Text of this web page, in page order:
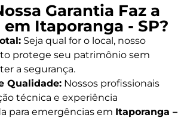
Garantia Faz a
Itaporanga - SP?
Seja qual for o local, nosso
protege seu patrimônio sem
a segurança.
Qualidade: Nossos profissionais
técnica e experiência
para emergências em Itaporanga –